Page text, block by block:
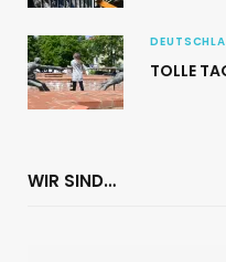
TOLLE
WIR SIND…